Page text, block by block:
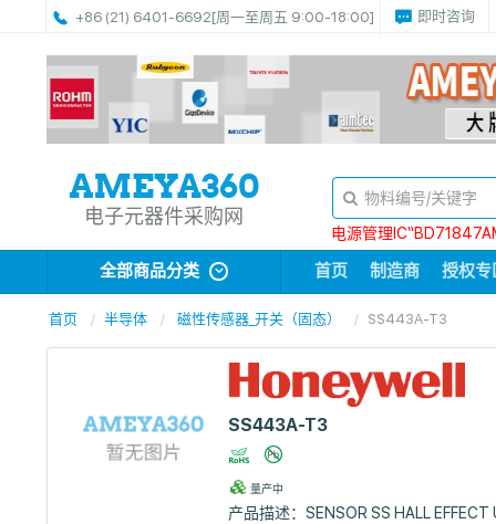
+86 (21) 6401-6692[周一至周五 9:00-18:00] 即时咨询
电子元器件采购网
电源管理
全部商品分类 首页 制造商 授权专
首页 半导体 磁性传感器_开关（固态） SS443A-T3
SS443A-T3
量产中
产品描述：SENSOR SS HALL EFFECT